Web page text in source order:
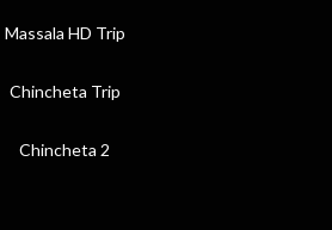
Massala HD Trip
Chincheta Trip
Chincheta 2